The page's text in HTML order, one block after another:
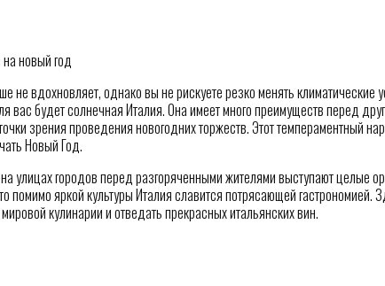
не вдохновляет, однако вы не рискуете резко менять климатические
будет солнечная Италия. Она имеет много преимуществ перед
зрения проведения новогодних торжеств. Этот темпераментный
Новый Год.
улицах городов перед разгоряченными жителями выступают целые
помимо яркой культуры Италия славится потрясающей гастрономией.
кулинарии и отведать прекрасных итальянских вин.